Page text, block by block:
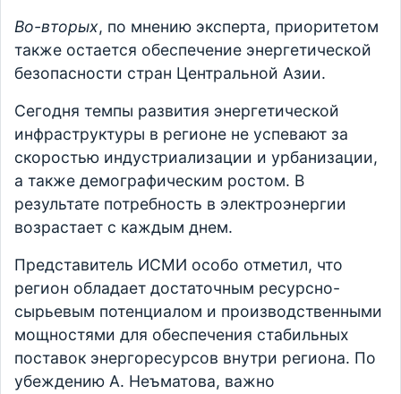
Во-вторых, по мнению эксперта, приоритетом
также остается обеспечение энергетической
безопасности стран Центральной Азии.
Сегодня темпы развития энергетической
инфраструктуры в регионе не успевают за
скоростью индустриализации и урбанизации,
а также демографическим ростом. В
результате потребность в электроэнергии
возрастает с каждым днем.
Представитель ИСМИ особо отметил, что
регион обладает достаточным ресурсно-
сырьевым потенциалом и производственными
мощностями для обеспечения стабильных
поставок энергоресурсов внутри региона. По
убеждению А. Неъматова, важно